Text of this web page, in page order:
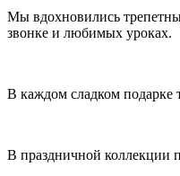
Мы вдохновились
звонке и любимых уроках.
В каждом сладком подарке
В праздничной коллекции